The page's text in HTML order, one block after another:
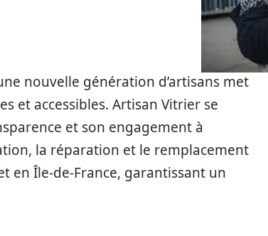
nouvelle génération d’artisans met
et accessibles. Artisan Vitrier se
et son engagement à
la réparation et le remplacement
en Île-de-France, garantissant un